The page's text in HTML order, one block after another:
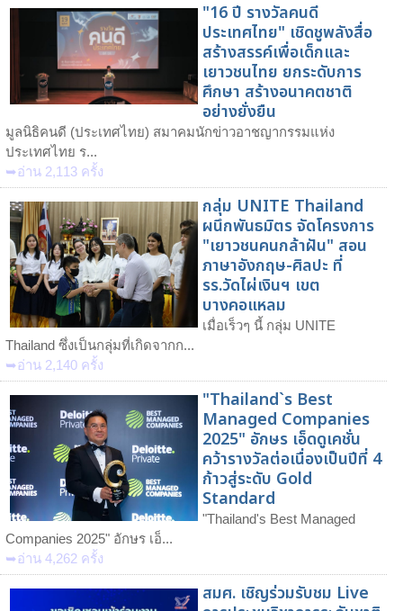
"16 ปี รางวัลคนดี
ประเทศไทย" เชิดชูพลังสื่อ
สร้างสรรค์เพื่อเด็กและ
เยาวชนไทย ยกระดับการ
ศึกษา สร้างอนาคตชาติ
อย่างยั่งยืน
มูลนิธิคนดี (ประเทศไทย) สมาคมนักข่าวอาชญากรรมแห่ง
ประเทศไทย ร...
➥อ่าน 2,113 ครั้ง
กลุ่ม UNITE Thailand
ผนึกพันธมิตร จัดโครงการ
"เยาวชนคนกล้าฝัน" สอน
ภาษาอังกฤษ-ศิลปะ ที่
รร.วัดไผ่เงินฯ เขต
บางคอแหลม
เมื่อเร็วๆ นี้ กลุ่ม UNITE
Thailand ซึ่งเป็นกลุ่มที่เกิดจากก...
➥อ่าน 2,140 ครั้ง
"Thailand`s Best
Managed Companies
2025" อักษร เอ็ดดูเคชั่น
คว้ารางวัลต่อเนื่องเป็นปีที่ 4
ก้าวสู่ระดับ Gold
Standard
"Thailand's Best Managed
Companies 2025" อักษร เอ็...
➥อ่าน 4,262 ครั้ง
สมศ. เชิญร่วมรับชม Live